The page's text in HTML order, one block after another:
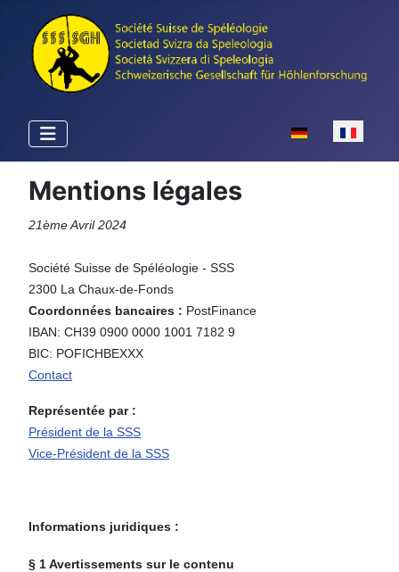
Sélectionnez
Mentions légales
21ème Avril 2024
Société Suisse de Spéléologie - SSS
2300 La Chaux-de-Fonds
Coordonnées bancaires : PostFinance
IBAN: CH39 0900 0000 1001 7182 9
BIC: POFICHBEXXX
Contact
Représentée par :
Président de la SSS
Vice-Président de la SSS
Informations juridiques :
§ 1 Avertissements sur le contenu